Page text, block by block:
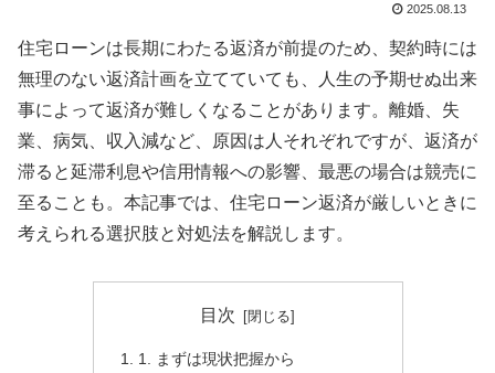
2025.08.13
住宅ローンは長期にわたる返済が前提のため、契約時には
無理のない返済計画を立てていても、人生の予期せぬ出来
事によって返済が難しくなることがあります。離婚、失
業、病気、収入減など、原因は人それぞれですが、返済が
滞ると延滞利息や信用情報への影響、最悪の場合は競売に
至ることも。本記事では、住宅ローン返済が厳しいときに
考えられる選択肢と対処法を解説します。
目次
1. まずは現状把握から